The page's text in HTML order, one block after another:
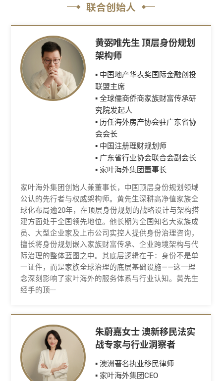
联合创始人
黄弼唯先生 顶层身份规划
架构师
▪ 中国地产华表奖国际金融创投
联盟主席
▪ 全球儒商侨商家族财富传承研
究院发起人
▪ 历任海外房产协会驻广东省协
会会长
▪ 中国注册理财规划师
▪ 广东省行业协会联合会副会长
▪ 家叶海外集团董事长
家叶海外集团创始人兼董事长，中国顶层身份规划领域
公认的先行者与权威架构师。黄先生深耕高净值家族全
球化布局逾20年，在顶层身份规划的战略设计与架构搭
建方面处于全国领先地位。他长期为全国知名大家族成
员、大型企业家及上市公司实控人提供身份治理咨询，
擅长将身份规划嵌入家族财富传承、企业跨境架构与代
际治理的整体蓝图之中。其底层逻辑在于：身份不是单
一证件，而是家族全球治理的底层基础设施——这一理
念深刻影响了家叶海外的服务体系与行业认知。黄先生
经手的顶···
朱蔚嘉女士 澳新移民法实
战专家与行业洞察者
▪ 澳洲著名执业移民律师
▪ 家叶海外集团CEO